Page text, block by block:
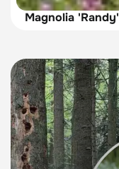
Magnolia 'Randy'